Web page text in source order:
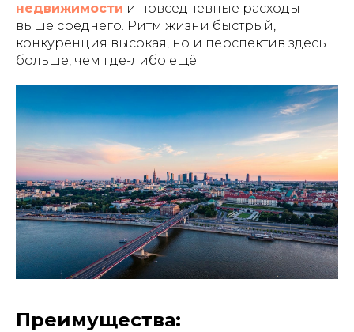
недвижимости и повседневные расходы
выше среднего. Ритм жизни быстрый,
конкуренция высокая, но и перспектив здесь
больше, чем где-либо ещё.
Преимущества: